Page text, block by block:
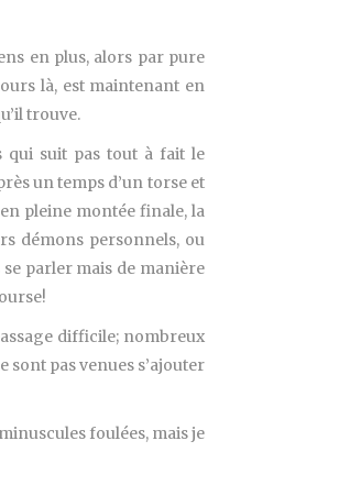
en plus, alors par pure
là, est maintenant en
trouve.
qui suit pas tout à fait le
un temps d’un torse et
pleine montée finale, la
démons personnels, ou
parler mais de manière
difficile; nombreux
sont pas venues s’ajouter
foulées, mais je